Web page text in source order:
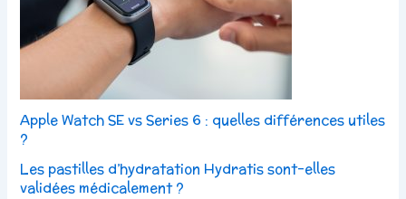
Apple Watch SE vs Series 6 : quelles différences utiles
?
Les pastilles d’hydratation Hydratis sont-elles
validées médicalement ?